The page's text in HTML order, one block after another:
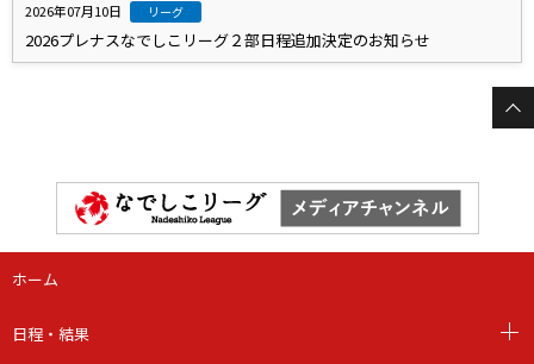
2026年07月10日 リーグ
2026プレナスなでしこリーグ２部日程追加決定のお知らせ
ホーム
日程・結果